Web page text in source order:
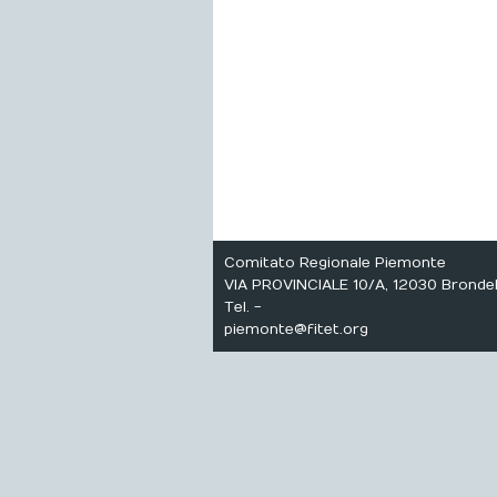
Comitato Regionale Piemonte
VIA PROVINCIALE 10/A, 12030
Tel. -
piemonte@fitet.org